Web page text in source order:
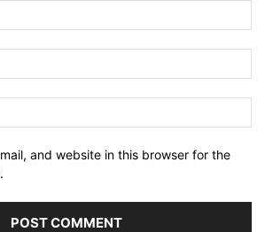
and website in this browser for the